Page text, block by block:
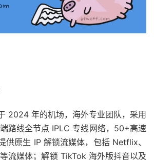
2024 年的机场，海外专业团队，采用
路线全节点 IPLC 专线网络，50+高速
供原生 IP 解锁流媒体，包括 Netflix、
流媒体；解锁 TikTok 海外版抖音以及